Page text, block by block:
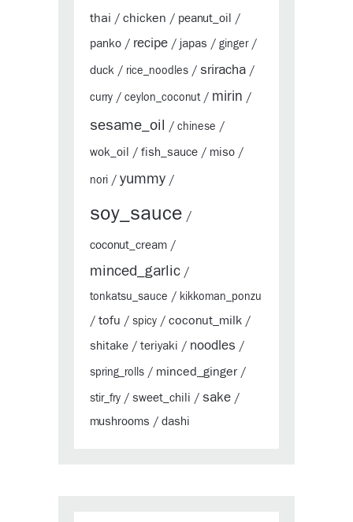
thai / chicken / peanut_oil /
panko / recipe / japas / ginger/
duck / rice_noodles / sriracha /
curry / ceylon_coconut/ mirin /
sesame_oil / chinese /
wok_oil / fish_sauce / miso /
nori / yummy /
soy_sauce /
coconut_cream /
minced_garlic /
tonkatsu_sauce / kikkoman_ponzu
/ tofu / spicy / coconut_milk /
shitake / teriyaki / noodles /
spring_rolls / minced_ginger/
stir_fry / sweet_chili / sake /
mushrooms / dashi